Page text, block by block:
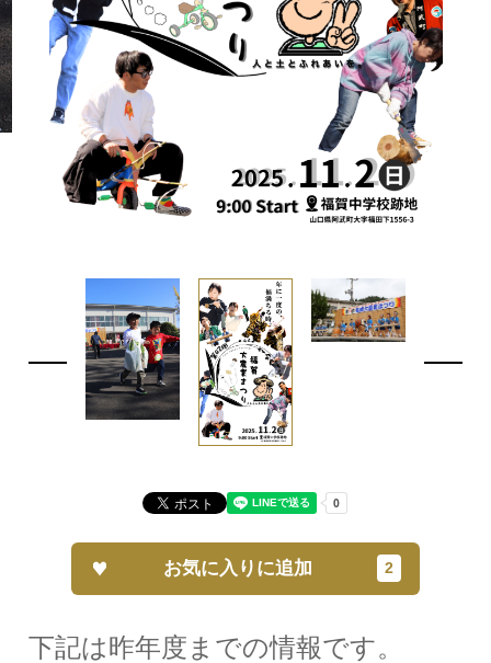
下記は昨年度までの情報です。
お気に入りに追加